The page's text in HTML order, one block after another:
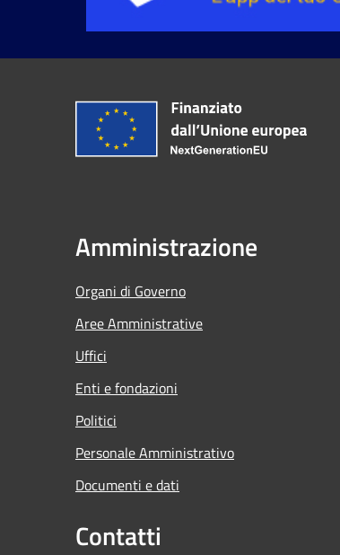
Amministrazione
Organi di Governo
Aree Amministrative
Uffici
Enti e fondazioni
Politici
Personale Amministrativo
Documenti e dati
Contatti